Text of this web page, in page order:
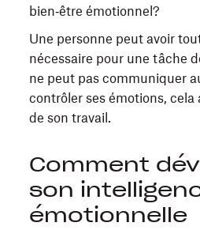
bien‑être émotionnel?
Une personne peut avoir
nécessaire pour une tâche
ne peut pas communiquer
contrôler ses émotions,
de son travail.
Comment
son
émotionnelle